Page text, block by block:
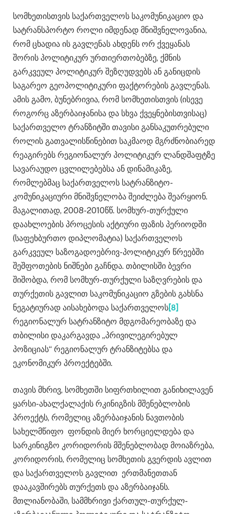
სომხეთისთვის საქართველოს საკომუნიკაციო და
სატრანსპორტო როლი იმდენად მნიშვნელოვანია,
რომ ცხადია ის გავლენას ახდენს ორ ქვეყანას
შორის პოლიტიკურ ურთიერთობებზე, ქმნის
გარკვეულ პოლიტიკურ შეზღუდვებს ან განიცდის
საგარეო გეოპოლიტიკური ფაქტორების გავლენას.
ამის გამო, ბუნებრივია, რომ სომხეთისთვის (ისევე
როგორც აზერბაიჯანისა და სხვა ქვეყნებისთვისაც)
საქართველო ტრანზიტში თავისი განსაკუთრებული
როლის გათვალისწინებით საკმაოდ მგრძნობიარედ
რეაგირებს რეგიონალურ პოლიტიკურ ლანდშაფტზე
სავარაუდო ცვლილებებსა ან დინამიკაზე,
რომლებმაც საქართველოს სატრანზიტო-
კომუნიკაციური მნიშვნელობა შეიძლება შეარყიონ.
მაგალითად, 2008-2010წწ. სომხურ-თურქული
დაახლოების პროცესის აქტიური ფაზის პერიოდში
(საფეხბურთო დიპლომატია) საქართველოს
გარკვეულ საზოგადოებრივ-პოლიტიკურ წრეებში
შეშფოთების ნიშნები გაჩნდა. თბილისში ბევრი
შიშობდა, რომ სომხურ-თურქული საზღვრების და
თურქეთის გავლით საკომუნიკაციო გზების გახსნა
ნეგატიურად აისახებოდა საქართველოს[8]
რეგიონალურ სატრანზიტო მდგომარეობაზე და
თბილისი დაკარგავდა „პრივილეგირებულ
პოზიციას“ რეგიონალურ ტრანზიტებსა და
ეკონომიკურ პროექტებში.
თავის მხრივ, სომხეთში სიფრთხილით განიხილავენ
ყარსი-ახალქალაქის რკინიგზის მშენებლობის
პროექტს, რომელიც აზერბაიჯანის ნავთობის
სახელმწიფო ფონდის მიერ ხორციელდება და
სარკინიგზო კორიდორის მშენებლობად მოიაზრება,
კორიდორის, რომელიც სომხეთის გვერდის ავლით
და საქართველოს გავლით ერთმანეთთან
დააკავშირებს თურქეთს და აზერბაიჯანს.
მთლიანობაში, სამმხრივი ქართულ-თურქულ-